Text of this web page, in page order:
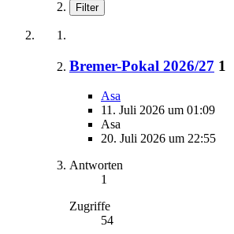
Filter
Bremer-Pokal 2026/27 1
Asa
11. Juli 2026 um 01:09
Asa
20. Juli 2026 um 22:55
Antworten
1
Zugriffe
54